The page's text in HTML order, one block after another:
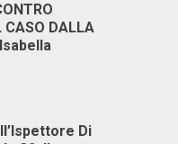
CASO DALLA
Di